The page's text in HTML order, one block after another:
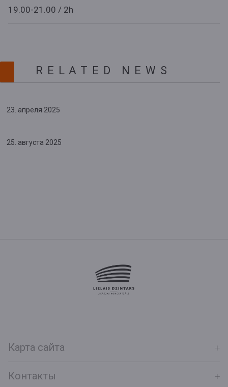
19.00-21.00 / 2h
RELATED NEWS
23. апреля 2025
25. августа 2025
Карта сайта
Контакты